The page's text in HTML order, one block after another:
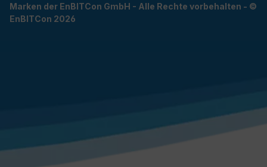
Marken der EnBITCon GmbH - Alle Rechte vorbehalten - ©
EnBITCon 2026